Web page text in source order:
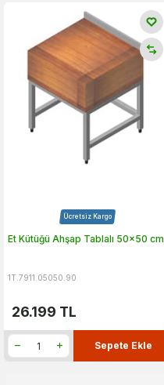
Ücretsiz Kargo
Et Kütüğü Ahşap Tablalı 50x50 cm
1T.7911.05050.90
26.199 TL
Sepete Ekle